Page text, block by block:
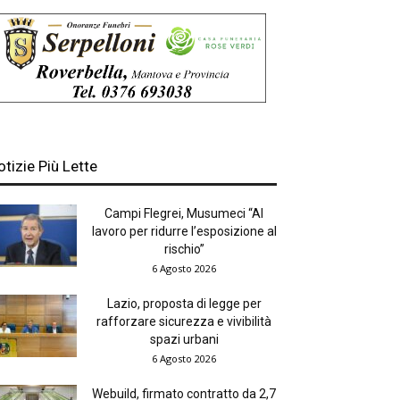
Più Lette
Campi Flegrei, Musumeci “Al
lavoro per ridurre l’esposizione al
rischio”
6 Agosto 2026
Lazio, proposta di legge per
rafforzare sicurezza e vivibilità
spazi urbani
6 Agosto 2026
Webuild, firmato contratto da 2,7